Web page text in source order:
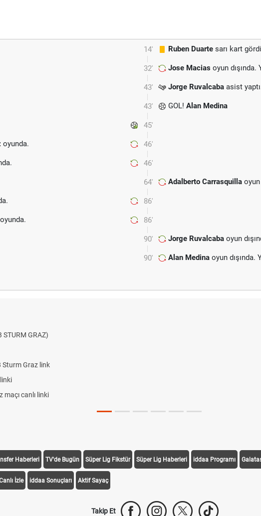
14' Ruben Duarte sarı kart
32' Jose Macias oyun dışında.
43' Jorge Ruvalcaba asist
43' GOL! Alan Medina
45'
46'
oyunda.
46'
64' Adalberto Carrasquilla oyun
86'
86'
oyunda.
90' Jorge Ruvalcaba oyun
90' Alan Medina oyun dışında.
STURM GRAZ)
Sturm Graz link
canlı linki
Haberleri TV'de Bugün Süper Lig Fikstür Süper Lig Haberleri iddaa Programı
İzle iddaa Sonuçları Aktif Sayaç
Takip Et